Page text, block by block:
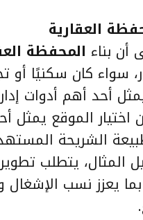
العقارية
أن بناء المحفظة
سواء كان سكنيًا أو
أحد أهم أدوات
اختيار الموقع يمثل
الشريحة
المثال، يتطلب
بما يعزز نسب